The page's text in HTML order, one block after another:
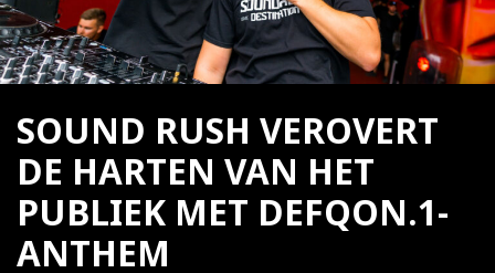
SOUND RUSH VEROVERT
DE HARTEN VAN HET
PUBLIEK MET DEFQON.1-
ANTHEM